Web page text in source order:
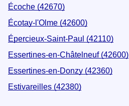
Écoche (42670)
Écotay-l'Olme (42600)
Épercieux-Saint-Paul (42110)
Essertines-en-Châtelneuf (42600)
Essertines-en-Donzy (42360)
Estivareilles (42380)